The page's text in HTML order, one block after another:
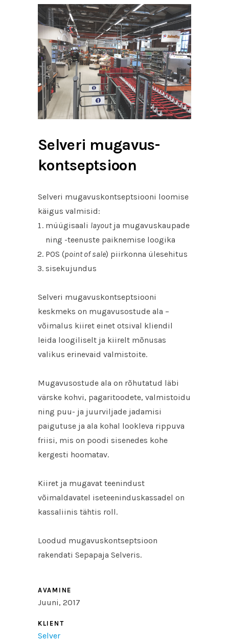
Selveri mugavus-
kontseptsioon
Selveri mugavuskontseptsiooni loomise
käigus valmisid:
müügisaali layoutja mugavuskaupade
ning -teenuste paiknemise loogika
POS (point of sale) piirkonna ülesehitus
sisekujundus
Selveri mugavuskontseptsiooni
keskmeks on mugavusostude ala –
võimalus kiiret einet otsival kliendil
leida loogiliselt ja kiirelt mõnusas
valikus erinevaid valmistoite.
Mugavusostude ala on rõhutatud läbi
värske kohvi, pagaritoodete, valmistoidu
ning puu- ja juurviljade jadamisi
paigutuse ja ala kohal lookleva rippuva
friisi, mis on poodi sisenedes kohe
kergesti hoomatav.
Kiiret ja mugavat teenindust
võimaldavatel iseteeninduskassadel on
kassaliinis tähtis roll.
Loodud mugavuskontseptsioon
rakendati Sepapaja Selveris.
AVAMINE
Juuni, 2017
KLIENT
Selver